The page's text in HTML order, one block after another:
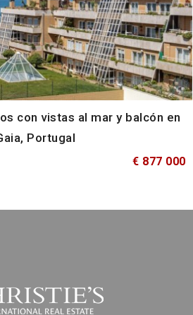
con vistas al mar y balcón en
Portugal
€ 877 000